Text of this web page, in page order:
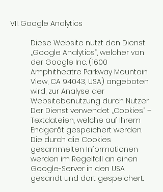
VII. Google Analytics
Diese Website nutzt den Dienst
„Google Analytics“, welcher von
der Google Inc. (1600
Amphitheatre Parkway Mountain
View, CA 94043, USA) angeboten
wird, zur Analyse der
Websitebenutzung durch Nutzer.
Der Dienst verwendet „Cookies“ –
Textdateien, welche auf Ihrem
Endgerät gespeichert werden.
Die durch die Cookies
gesammelten Informationen
werden im Regelfall an einen
Google-Server in den USA
gesandt und dort gespeichert.